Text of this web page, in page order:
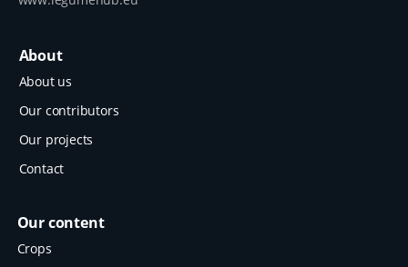
About
About us
Our contributors
Our projects
Contact
Our content
Crops